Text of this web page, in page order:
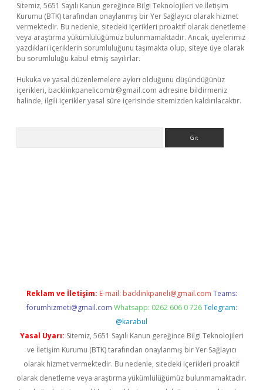
Sitemiz, 5651 Sayılı Kanun gereğince Bilgi Teknolojileri ve İletişim
Kurumu (BTK) tarafından onaylanmış bir Yer Sağlayıcı olarak hizmet
vermektedir. Bu nedenle, sitedeki içerikleri proaktif olarak denetleme
veya araştırma yükümlülüğümüz bulunmamaktadır. Ancak, üyelerimiz
yazdıkları içeriklerin sorumluluğunu taşımakta olup, siteye üye olarak
bu sorumluluğu kabul etmiş sayılırlar.
Hukuka ve yasal düzenlemelere aykırı olduğunu düşündüğünüz
içerikleri, backlinkpanelicomtr@gmail.com adresine bildirmeniz
halinde, ilgili içerikler yasal süre içerisinde sitemizden kaldırılacaktır.
Reklam ve İletişim: E-mail: backlinkpaneli@gmail.com Teams:
forumhizmeti@gmail.com Whatsapp: 0262 606 0 726 Telegram:
@karabul
Yasal Uyarı: Sitemiz, 5651 Sayılı Kanun gereğince Bilgi Teknolojileri
ve İletişim Kurumu (BTK) tarafından onaylanmış bir Yer Sağlayıcı
olarak hizmet vermektedir. Bu nedenle, sitedeki içerikleri proaktif
olarak denetleme veya araştırma yükümlülüğümüz bulunmamaktadır.